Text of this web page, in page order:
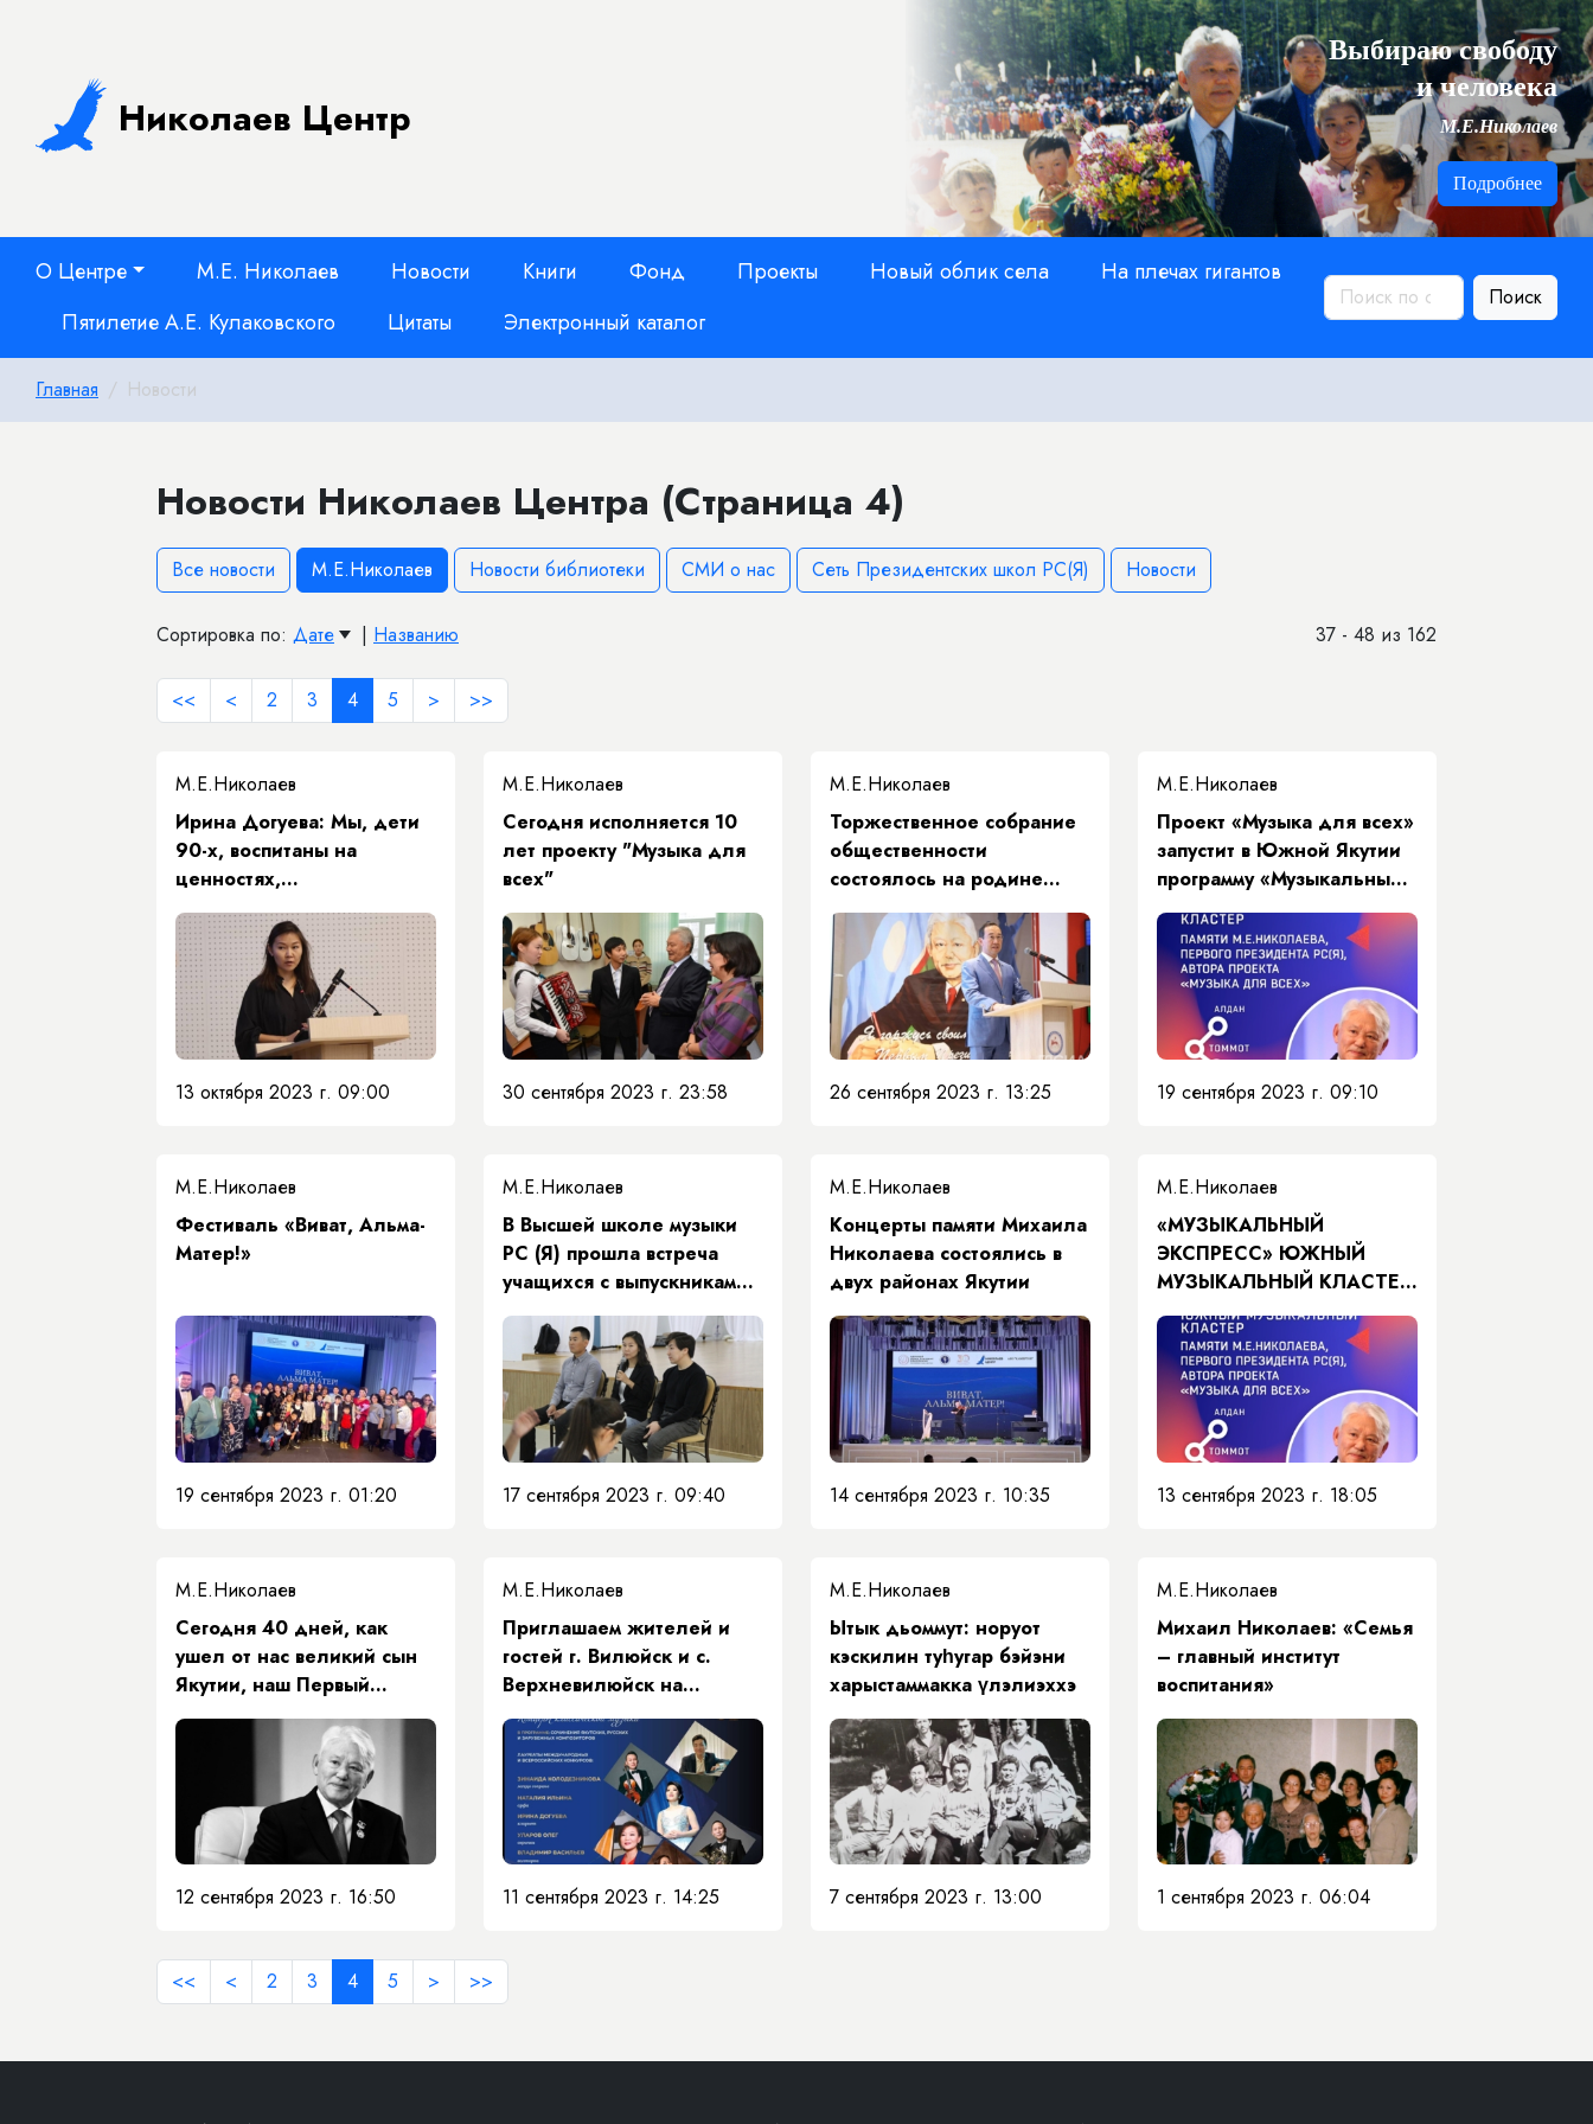
Николаев Центр
Выбираю свободу
и человека
М.Е.Николаев
Подробнее
О Центре М.Е. Николаев Новости Книги Фонд Проекты Новый облик села
На плечах гигантов
Пятилетие А.Е. Кулаковского
Цитаты Электронный каталог
Поиск
Главная Новости
Новости Николаев Центра (Страница 4)
Все новости М.Е.Николаев Новости библиотеки СМИ о нас Сеть Президентских школ РС(Я) Новости
Сортировка по: Дате | Названию 37 - 48 из 162
<< < 2 3 4 5 > >>
М.Е.Николаев
Ирина Догуева: Мы, дети
90-х, воспитаны на
ценностях,
сформированных
Михаилом Николаевым
13 октября 2023 г. 09:00
М.Е.Николаев
Сегодня исполняется 10
лет проекту "Музыка для
всех"
30 сентября 2023 г. 23:58
М.Е.Николаев
Торжественное собрание
общественности
состоялось на родине
Михаила Николаева
26 сентября 2023 г. 13:25
М.Е.Николаев
Проект «Музыка для всех»
запустит в Южной Якутии
программу «Музыкальный
экспресс»
19 сентября 2023 г. 09:10
М.Е.Николаев
Фестиваль «Виват, Альма-
Матер!»
19 сентября 2023 г. 01:20
М.Е.Николаев
В Высшей школе музыки
РС (Я) прошла встреча
учащихся с выпускниками
ВШМ разных лет –
участниками Фестиваля
«Виват, Альма-Матер!»
17 сентября 2023 г. 09:40
М.Е.Николаев
Концерты памяти Михаила
Николаева состоялись в
двух районах Якутии
14 сентября 2023 г. 10:35
М.Е.Николаев
«МУЗЫКАЛЬНЫЙ
ЭКСПРЕСС» ЮЖНЫЙ
МУЗЫКАЛЬНЫЙ КЛАСТЕР
ПАМЯТИ М.Е.
НИКОЛАЕВА, ПЕРВОГО
ПРЕЗИДЕНТА РС(Я),
АВТОРА ПРОЕКТА
«МУЗЫКА ДЛЯ ВСЕХ» С 18
ПО 23 СЕНТЯБРЯ
13 сентября 2023 г. 18:05
М.Е.Николаев
​Сегодня 40 дней, как
ушел от нас великий сын
Якутии, наш Первый
Президент Михаил
Ефимович Николаев.
12 сентября 2023 г. 16:50
М.Е.Николаев
Приглашаем жителей и
гостей г. Вилюйск и с.
Верхневилюйск на
концерт классической
музыки «Виват, альма
матер!», посвященный
памяти Первого
Президента Республики
Саха (Якутия) Михаила
Ефимовича Николаева
11 сентября 2023 г. 14:25
М.Е.Николаев
Ытык дьоммут: норуот
кэскилин туһугар бэйэни
харыстаммакка үлэлиэххэ
7 сентября 2023 г. 13:00
М.Е.Николаев
Михаил Николаев: «Семья
– главный институт
воспитания»
1 сентября 2023 г. 06:04
<< < 2 3 4 5 > >>